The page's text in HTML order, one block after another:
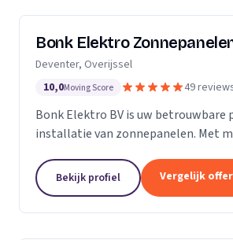
Bonk Elektro
Deventer, Overijssel
10,0Moving Score 49
Bonk Elektro BV is uw betrouwbare
installatie van zonnepanelen. Met
vakmanschap, kennis van zaken en
Bekijk profiel Vergelijk